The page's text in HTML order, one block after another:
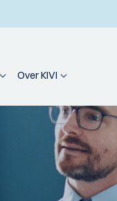
Over KIVI